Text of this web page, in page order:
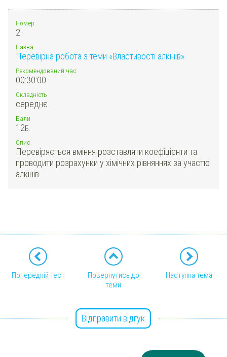
Номер
2.
Назва
Перевірна робота з теми «Властивості алкінів»
Рекомендований час:
00:30:00
Складність
середнє
Бали
12Б.
Опис
Перевіряється вміння розставляти коефіцієнти та
проводити розрахунки у хімічних рівняннях за участю
алкінів.
Попередній тест
Повернутись до
теми
Наступна тема
Відправити відгук